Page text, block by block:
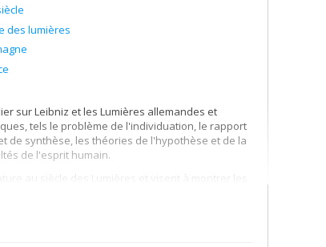
des lumières
sur Leibniz et les Lumières allemandes et
tels le problème de l'individuation, le rapport
de synthèse, les théories de l'hypothèse et de la
de l'esprit humain.
au siècle des Lumières et visent à montrer les